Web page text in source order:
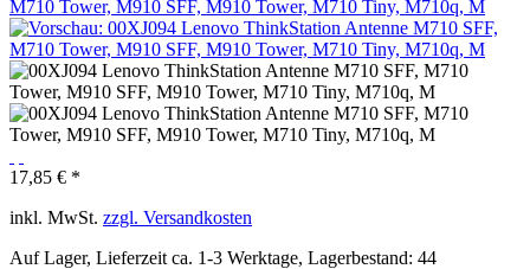
17,85 € *
inkl. MwSt. zzgl. Versandkosten
Auf Lager, Lieferzeit ca. 1-3 Werktage, Lagerbestand: 44